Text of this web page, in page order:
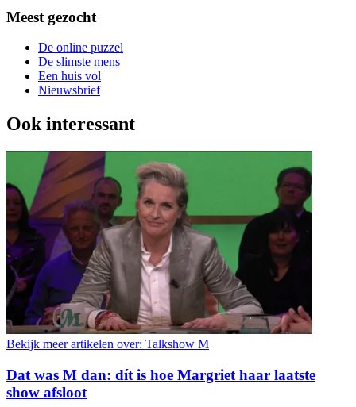
Meest gezocht
De online puzzel
De slimste mens
Een huis vol
Nieuwsbrief
Ook interessant
Bekijk meer artikelen over: Talkshow M
Dat was M dan: dít is hoe Margriet haar laatste
show afsloot